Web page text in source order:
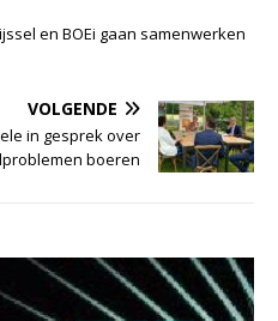
en BOEi gaan samenwerken
VOLGENDE
in gesprek over
boeren